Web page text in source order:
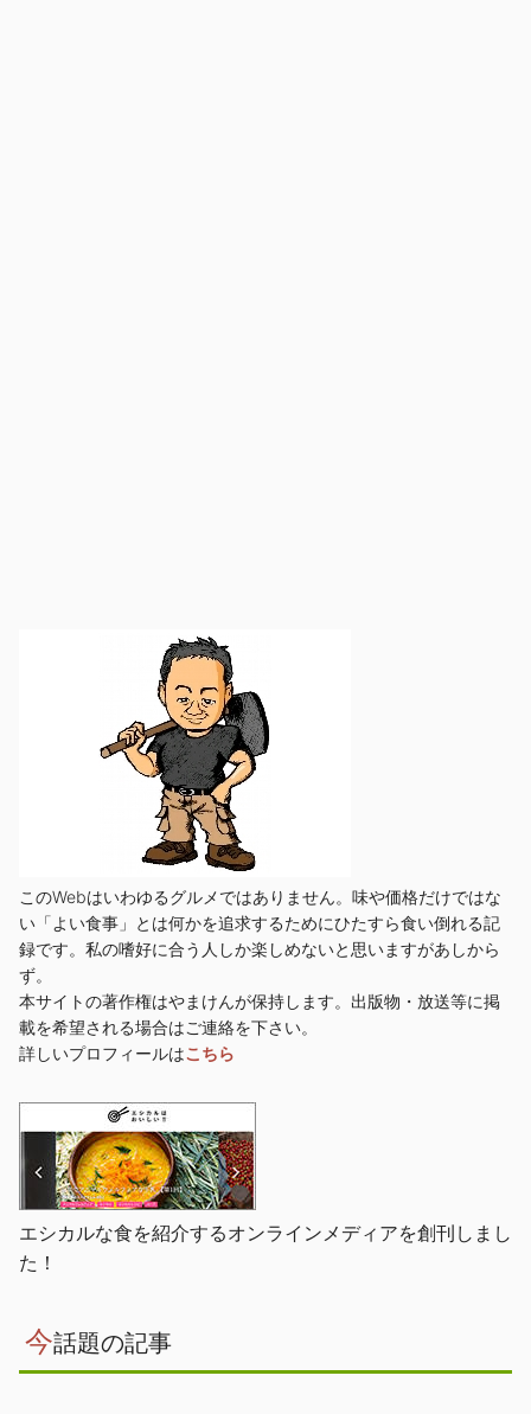
このWebはいわゆるグルメではありません。味や価格だけではな
い「よい食事」とは何かを追求するためにひたすら食い倒れる記
録です。私の嗜好に合う人しか楽しめないと思いますがあしから
ず。
本サイトの著作権はやまけんが保持します。出版物・放送等に掲
載を希望される場合はご連絡を下さい。
詳しいプロフィールはこちら
エシカルな食を紹介するオンラインメディアを創刊しまし
た！
今話題の記事